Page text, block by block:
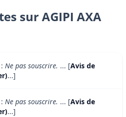
sur AGIPI AXA
Ne pas souscrire. ... [Avis de
...]
Ne pas souscrire. ... [Avis de
...]